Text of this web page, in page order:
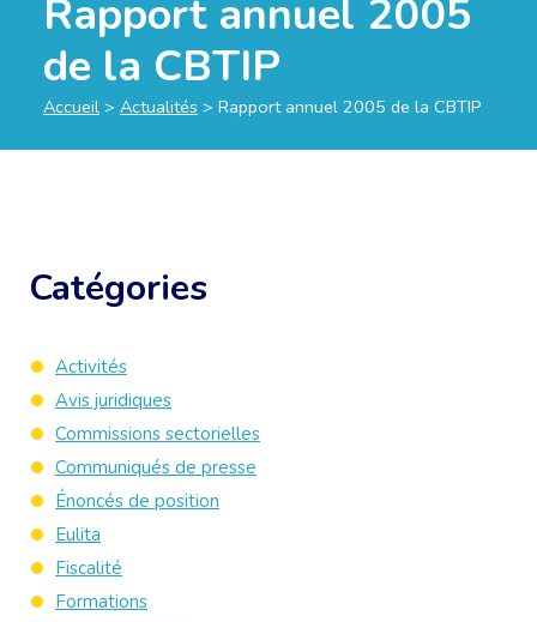
Rapport annuel 2005
de la CBTIP
Accueil > Actualités > Rapport annuel 2005 de la CBTIP
Catégories
Activités
Avis juridiques
Commissions sectorielles
Communiqués de presse
Énoncés de position
Eulita
Fiscalité
Formations